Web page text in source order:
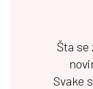
Šta se
Svake